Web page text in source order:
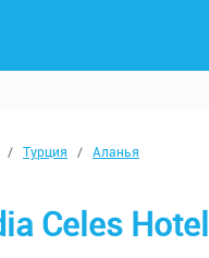
/ Турция / Аланья
Celes Hotel